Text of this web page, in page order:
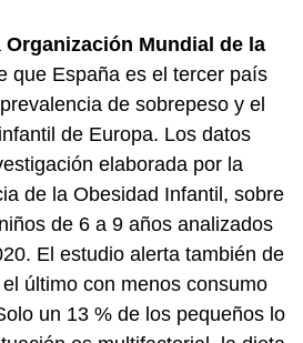
Organización Mundial de la
que España es el tercer país
de sobrepeso y el
infantil de Europa. Los datos
elaborada por la
de la Obesidad Infantil, sobre
de 6 a 9 años analizados
El estudio alerta también de
último con menos consumo
un 13 % de los pequeños lo